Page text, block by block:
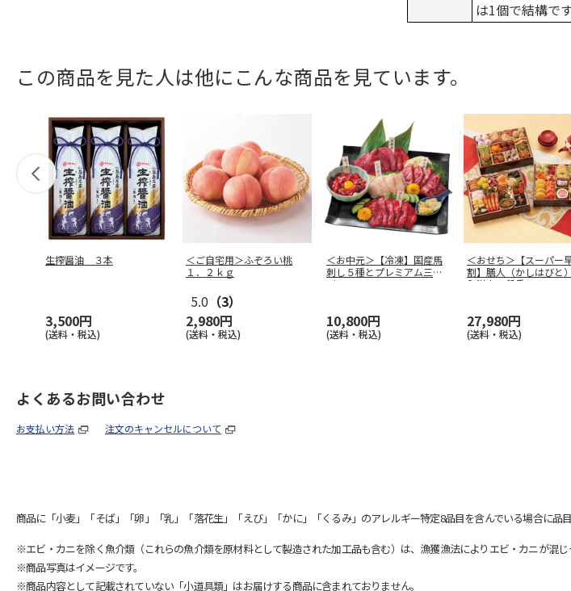
は1個で結構です
この商品を見た人は他にこんな商品を見ています。
生搾醤油 ３本
3,500円
(送料・税込)
＜ご自宅用＞ふぞろい桃
１．２ｋｇ
5.0 （3）
2,980円
(送料・税込)
＜お中元＞【冷凍】国産馬
刺し５種とプレミアム三角
バラ
10,800円
(送料・税込)
＜おせち＞【スーパー
割】膳人（かしはび
和洋中三段重
27,980円
(送料・税込)
よくあるお問い合わせ
お支払い方法 注文のキャンセルについて
商品に「小麦」「そば」「卵」「乳」「落花生」「えび」「かに」「くるみ」のアレルギー特定8品目を含んでいる場合に品目
※エビ・カニを除く魚介類（これらの魚介類を原材料として製造された加工品も含む）は、漁獲漁法によりエビ・カニが混
※商品写真はイメージです。
※商品内容として記載されていない「小道具類」はお届けする商品に含まれておりません。